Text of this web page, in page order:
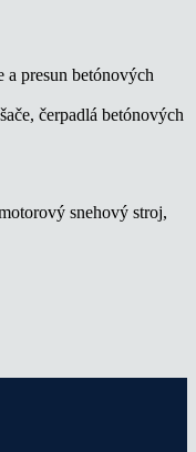
a presun betónových
čerpadlá betónových
snehový stroj,